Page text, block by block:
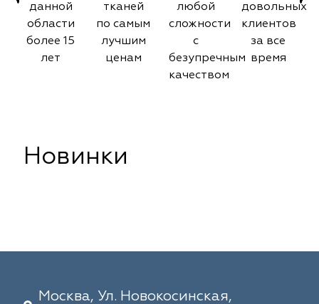
данной
области
более 15
лет
тканей
по самым
лучшим
ценам
любой
сложности
с
безупречным
качеством
довольных
клиентов
за все
время
Новинки
Москва, Ул. Новокосинская,